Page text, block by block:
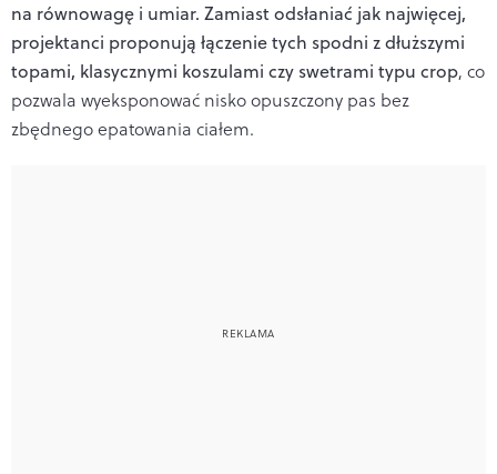
na równowagę i umiar. Zamiast odsłaniać jak najwięcej,
projektanci proponują łączenie tych spodni z dłuższymi
topami, klasycznymi koszulami czy swetrami typu crop, co
pozwala wyeksponować nisko opuszczony pas bez
zbędnego epatowania ciałem.